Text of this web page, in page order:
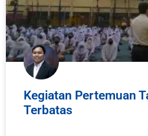
Kegiatan Pertemuan
Terbatas